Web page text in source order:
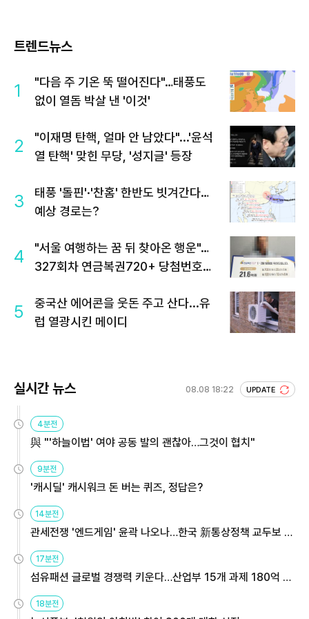
트렌드뉴스
1
"다음 주 기온 뚝 떨어진다"…태풍도
없이 열돔 박살 낸 '이것'
2
"이재명 탄핵, 얼마 안 남았다"...'윤석
열 탄핵' 맞힌 무당, '성지글' 등장
3
태풍 '돌핀'·'찬홈' 한반도 빗겨간다…
예상 경로는?
4
"서울 여행하는 꿈 뒤 찾아온 행운"…
327회차 연금복권720+ 당첨번호조
5
중국산 에어콘을 웃돈 주고 산다...유
럽 열광시킨 메이디
실시간 뉴스 08.08 18:22 UPDATE
4분전
與 "'하늘이법' 여야 공동 발의 괜찮아…그것이 협치"
9분전
'캐시딜' 캐시워크 돈 버는 퀴즈, 정답은?
14분전
관세전쟁 '엔드게임' 윤곽 나오나…한국 新통상정책 교두보 활
용해야
17분전
섬유패션 글로벌 경쟁력 키운다…산업부 15개 과제 180억 지
원
18분전